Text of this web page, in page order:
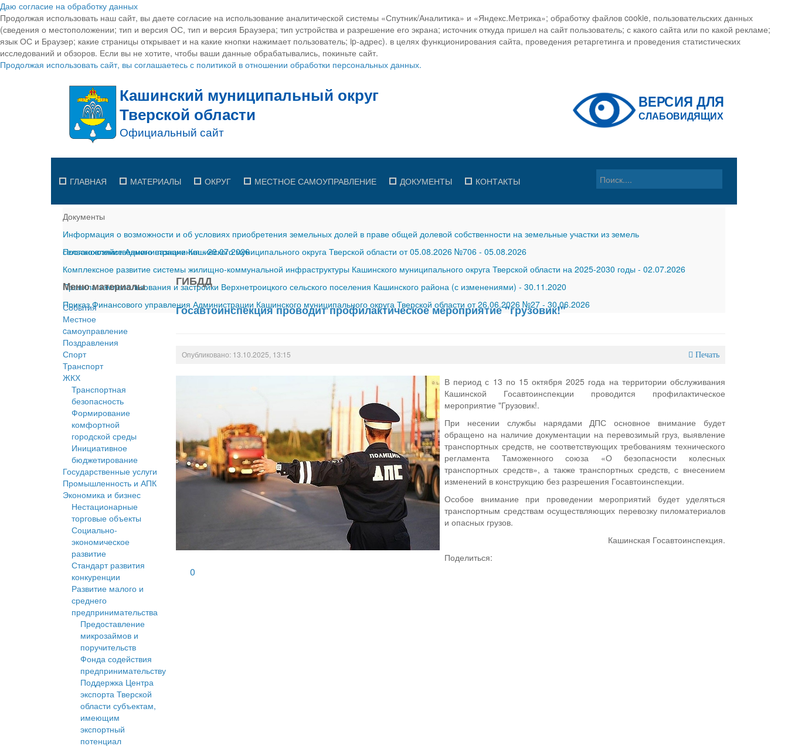
Даю согласие на обработку данных
Продолжая использовать наш сайт, вы даете согласие на использование аналитической системы «Спутник/Аналитика» и «Яндекс.Метрика»; обработку файлов cookie, пользовательских данных
(сведения о местоположении; тип и версия ОС, тип и версия Браузера; тип устройства и разрешение его экрана; источник откуда пришел на сайт пользователь; с какого сайта или по какой рекламе;
язык ОС и Браузер; какие страницы открывает и на какие кнопки нажимает пользователь; ip-адрес). в целях функционирования сайта, проведения ретаргетинга и проведения статистических
исследований и обзоров. Если вы не хотите, чтобы ваши данные обрабатывались, покиньте сайт.
Продолжая использовать сайт, вы соглашаетесь с политикой в отношении обработки персональных данных.
ГЛАВНАЯ МАТЕРИАЛЫ ОКРУГ МЕСТНОЕ САМОУПРАВЛЕНИЕ ДОКУМЕНТЫ КОНТАКТЫ
Документы
Информация о возможности и об условиях приобретения земельных долей в праве общей долевой собственности на земельные участки из земель
сельскохозяйственного назначения-29.07.2026
Постановление Администрации Кашинского муниципального округа Тверской области от 05.08.2026 №706 - 05.08.2026
Комплексное развитие системы жилищно-коммунальной инфраструктуры Кашинского муниципального округа Тверской области на 2025-2030 годы - 02.07.2026
Правила землепользования и застройки Верхнетроицкого сельского поселения Кашинского района (с изменениями) - 30.11.2020
Приказ Финансового управления Администрации Кашинского муниципального округа Тверской области от 26.06.2026 №27 - 30.06.2026
Меню материалы
События
Местное
cамоуправление
Поздравления
Спорт
Транспорт
ЖКХ
Транспортная
безопасность
Формирование
комфортной
городской среды
Инициативное
бюджетирование
Государственные услуги
Промышленность и АПК
Экономика и бизнес
Нестационарные
торговые объекты
Социально-
экономическое
развитие
Стандарт развития
конкуренции
Развитие малого и
среднего
предпринимательства
Предоставление
микрозаймов и
поручительств
Фонда содействия
предпринимательству
Поддержка Центра
экспорта Тверской
области субъектам,
имеющим
экспортный
потенциал
ГИБДД
Госавтоинспекция проводит профилактическое мероприятие "грузовик!"
Опубликовано: 13.10.2025, 13:15 Печать
В период с 13 по 15 октября 2025 года на территории обслуживания
Кашинской Госавтоинспекции проводится профилактическое
мероприятие "Грузовик!.
При несении службы нарядами ДПС основное внимание будет
обращено на наличие документации на перевозимый груз, выявление
транспортных средств, не соответствующих требованиям технического
регламента Таможенного союза «О безопасности колесных
транспортных средств», а также транспортных средств, с внесением
изменений в конструкцию без разрешения Госавтоинспекции.
Особое внимание при проведении мероприятий будет уделяться
транспортным средствам осуществляющих перевозку пиломатериалов
и опасных грузов.
Кашинская Госавтоинспекция.
Поделиться:
0